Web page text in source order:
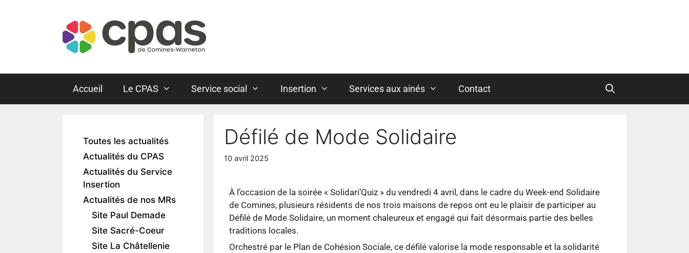
Accueil Le CPAS Service social Insertion Services aux ainés Contact
Défilé de Mode Solidaire
10 avril 2025
À l’occasion de la soirée « Solidari’Quiz » du vendredi 4 avril, dans le cadre du Week-end Solidaire
de Comines, plusieurs résidents de nos trois maisons de repos ont eu le plaisir de participer au
Défilé de Mode Solidaire, un moment chaleureux et engagé qui fait désormais partie des belles
traditions locales.
Orchestré par le Plan de Cohésion Sociale, ce défilé valorise la mode responsable et la solidarité
Toutes les actualités
Actualités du CPAS
Actualités du Service
Insertion
Actualités de nos MRs
Site Paul Demade
Site Sacré-Coeur
Site La Châtellenie